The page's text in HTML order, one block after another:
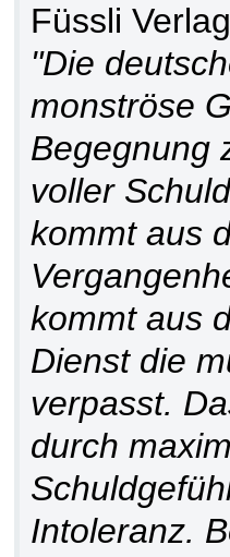
Füssli
"Die
monströse
Begegnung
voller
kommt aus
kommt aus
Dienst die
verpasst.
durch
Intoleranz.